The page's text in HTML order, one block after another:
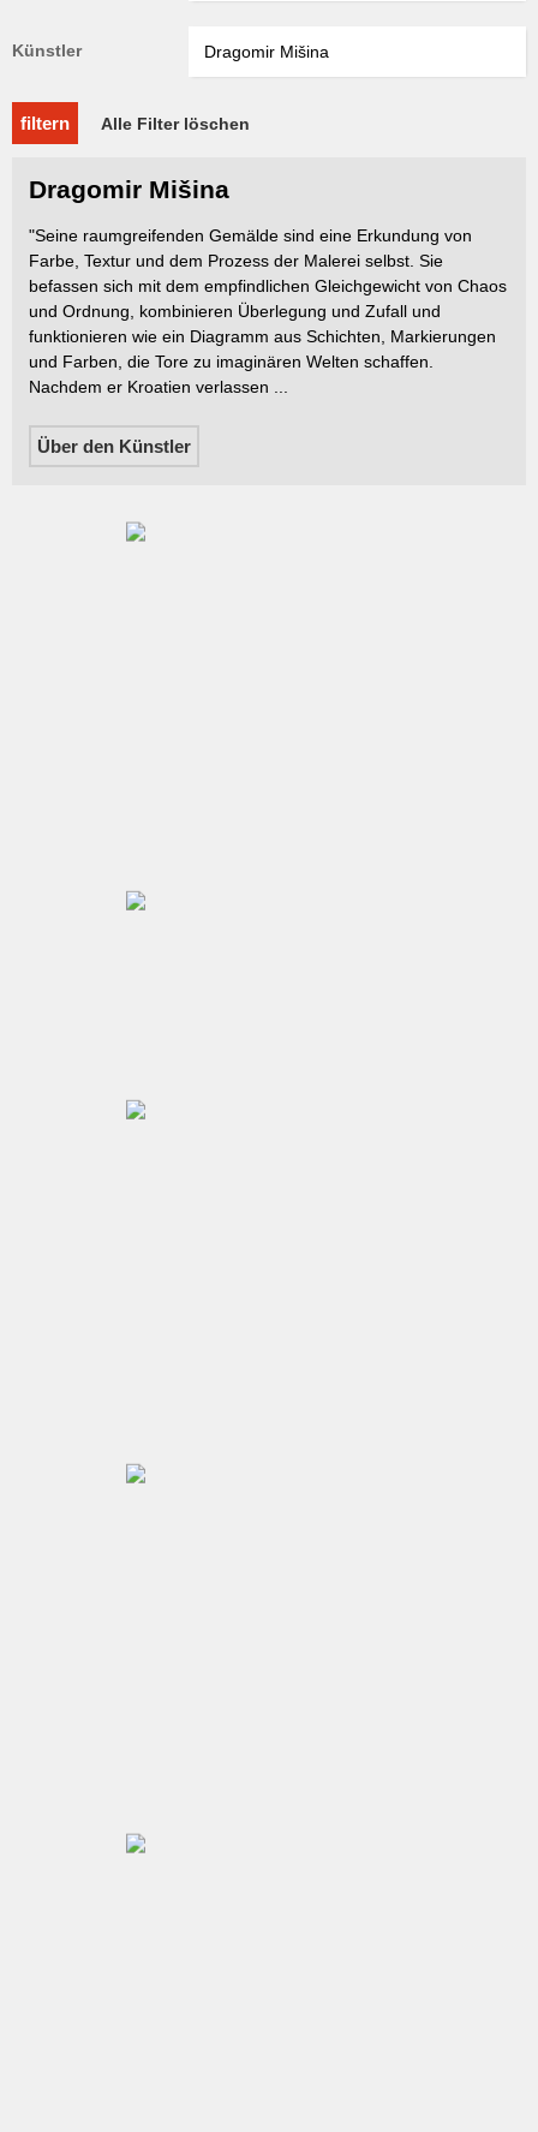
Künstler
filtern Alle Filter löschen
Dragomir Mišina
"Seine raumgreifenden Gemälde sind eine Erkundung von
Farbe, Textur und dem Prozess der Malerei selbst. Sie
befassen sich mit dem empfindlichen Gleichgewicht von Chaos
und Ordnung, kombinieren Überlegung und Zufall und
funktionieren wie ein Diagramm aus Schichten, Markierungen
und Farben, die Tore zu imaginären Welten schaffen.
Nachdem er Kroatien verlassen ...
Über den Künstler